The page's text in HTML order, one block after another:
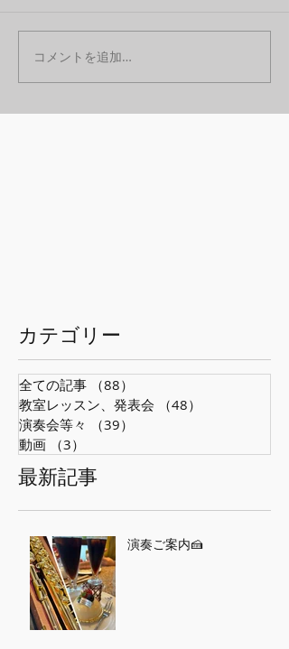
コメントを追加…
​カテゴリー
全ての記事 （88）
教室レッスン、発表会
（48）
演奏会等々
（39）
動画
（3）
最新記事
演奏ご案内🍰